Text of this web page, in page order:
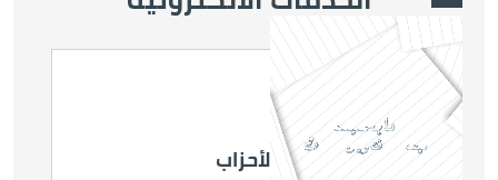
Video file
الصورة منصة الأحزاب